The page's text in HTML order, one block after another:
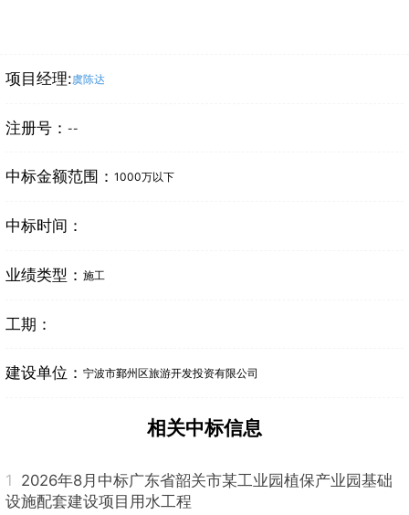
项目经理:虞陈达
注册号： --
中标金额范围： 1000万以下
中标时间：
业绩类型： 施工
工期：
建设单位： 宁波市鄞州区旅游开发投资有限公司
相关中标信息
1 2026年8月中标广东省韶关市某工业园植保产业园基础
设施配套建设项目用水工程